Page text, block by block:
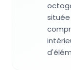
située